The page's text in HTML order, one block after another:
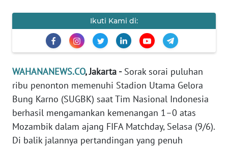
Ikuti Kami di:
WAHANANEWS.CO, Jakarta -Sorak sorai puluhan
ribu penonton memenuhi Stadion Utama Gelora
Bung Karno (SUGBK) saat Tim Nasional Indonesia
berhasil mengamankan kemenangan 1–0 atas
Mozambik dalam ajang FIFA Matchday, Selasa (9/6).
Di balik jalannya pertandingan yang penuh
KONTAK
KAMI
INFO